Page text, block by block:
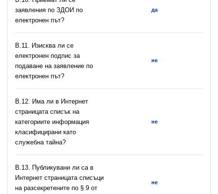
заявления по ЗДОИ по
електронен път?
да
В.11. Изисква ли се
електронен подпис за
подаване на заявление по
електронен път?
не
В.12. Има ли в Интернет
страницата списък на
категориите информация
класифицирани като
служебна тайна?
не
В.13. Публикувани ли са в
Интернет страницата списъци
на разсекретените по § 9 от
не